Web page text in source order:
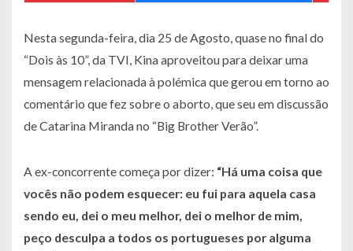
Nesta segunda-feira, dia 25 de Agosto, quase no final do
“Dois às 10”, da TVI, Kina aproveitou para deixar uma
mensagem relacionada à polémica que gerou em torno ao
comentário que fez sobre o aborto, que seu em discussão
de Catarina Miranda no “Big Brother Verão”.
A ex-concorrente começa por dizer: “Há uma coisa que
vocês não podem esquecer: eu fui para aquela casa
sendo eu, dei o meu melhor, dei o melhor de mim,
peço desculpa a todos os portugueses por alguma